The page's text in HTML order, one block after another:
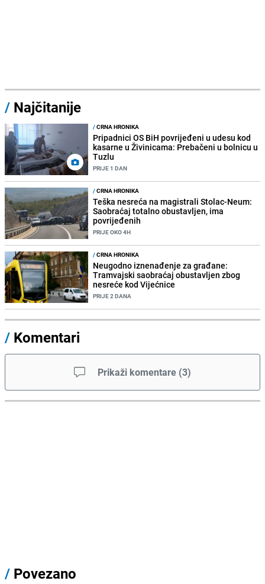
/ Najčitanije
/CRNA HRONIKA
Pripadnici OS BiH povrijeđeni u udesu kod
kasarne u Živinicama: Prebačeni u bolnicu u
Tuzlu
PRIJE 1 DAN
/CRNA HRONIKA
Teška nesreća na magistrali Stolac-Neum:
Saobraćaj totalno obustavljen, ima
povrijeđenih
PRIJE OKO 4H
/CRNA HRONIKA
Neugodno iznenađenje za građane:
Tramvajski saobraćaj obustavljen zbog
nesreće kod Vijećnice
PRIJE 2 DANA
/ Komentari
Prikaži komentare (3)
/ Povezano